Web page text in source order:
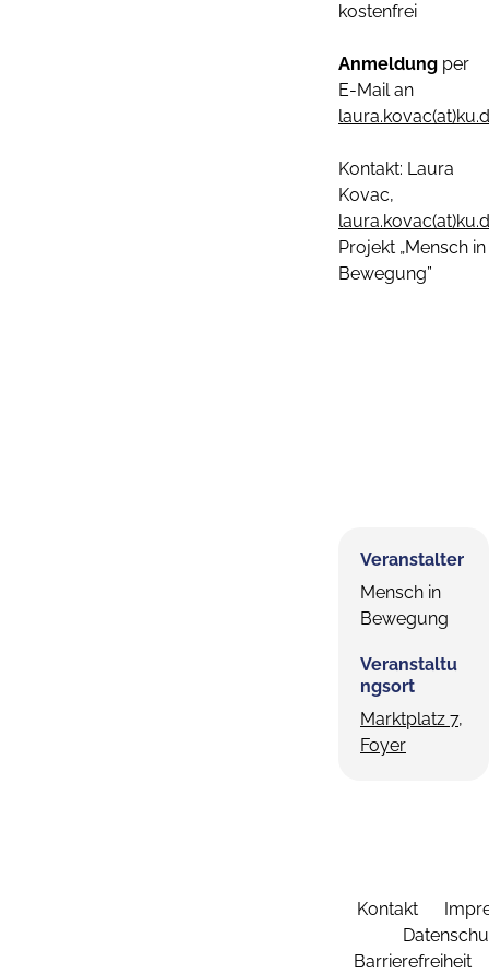
kostenfrei
Anmeldung per
E-Mail an
Kontakt: Laura
Kovac,
Projekt „Mensch in
Bewegung”
Veranstalter
Mensch in
Bewegung
Veranstaltu
ngsort
Marktplatz 7,
Foyer
Kontakt
Barrierefreiheit